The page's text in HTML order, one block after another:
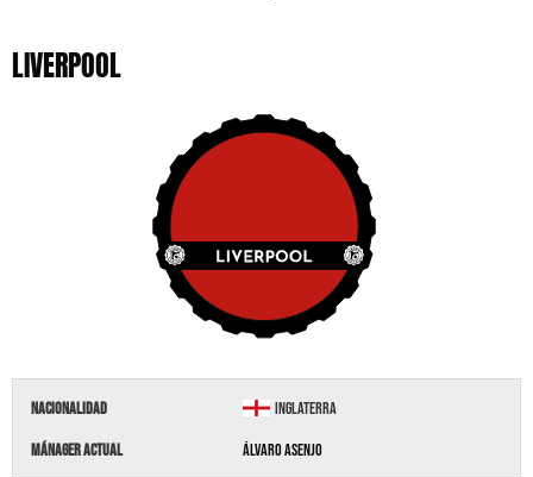
LIVERPOOL
Nacionalidad Inglaterra
Mánager Actual Álvaro Asenjo